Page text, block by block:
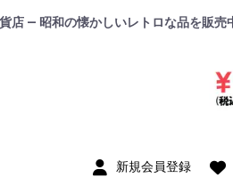
店 — 昭和の懐かしいレトロな品を販売
新規会員登録